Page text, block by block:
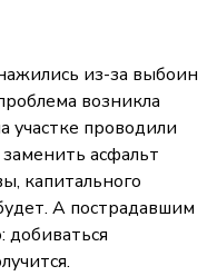
из-за выбоин
возникла
участке проводили
асфальт
капитального
А пострадавшим
добиваться